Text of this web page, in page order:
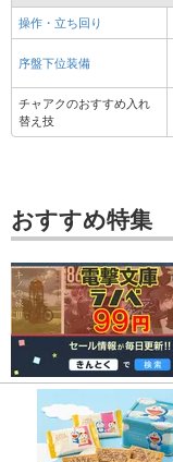
操作・立ち回り
序盤下位装備
チャアクのおすすめ入れ
替え技
おすすめ特集